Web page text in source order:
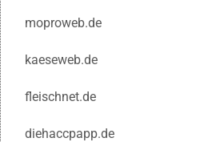
moproweb.de
kaeseweb.de
fleischnet.de
diehaccpapp.de